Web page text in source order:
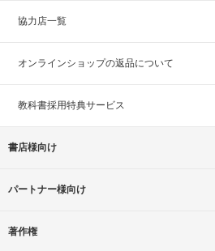
協力店一覧
オンラインショップの返品について
教科書採用特典サービス
書店様向け
パートナー様向け
著作権